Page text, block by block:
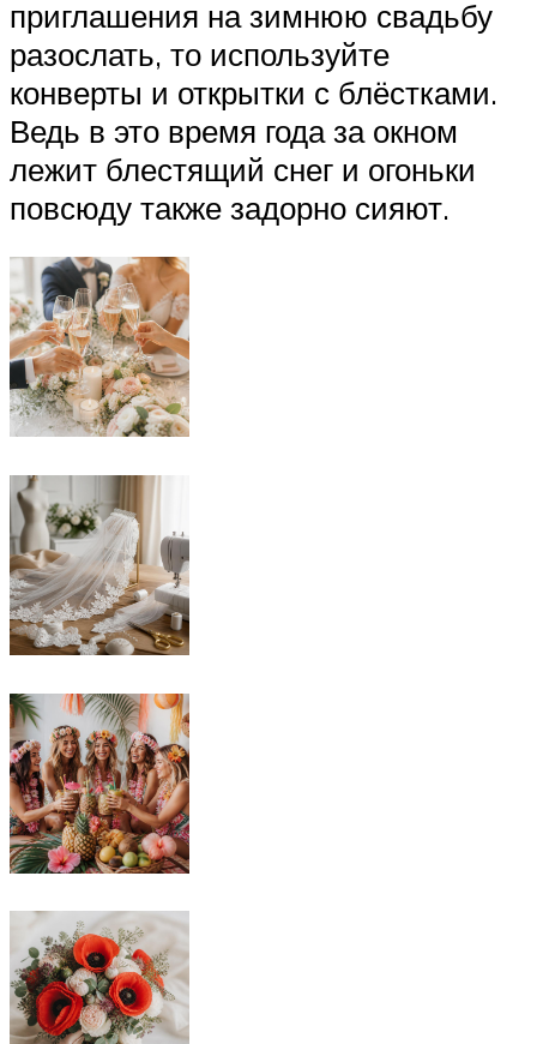
приглашения на зимнюю свадьбу
разослать, то используйте
конверты и открытки с блёстками.
Ведь в это время года за окном
лежит блестящий снег и огоньки
повсюду также задорно сияют.